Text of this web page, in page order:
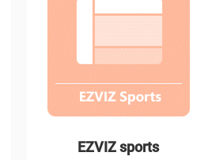
EZVIZ sports